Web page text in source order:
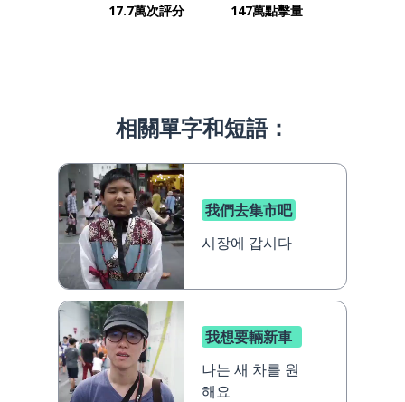
17.7萬次評分 147萬點擊量
相關單字和短語：
我們去集市吧
시장에 갑시다
我想要輛新車
나는 새 차를 원
해요